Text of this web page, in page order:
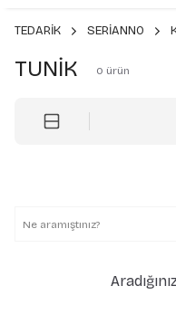
TEDARİK SERİANNO
TUNİK 0 ürün